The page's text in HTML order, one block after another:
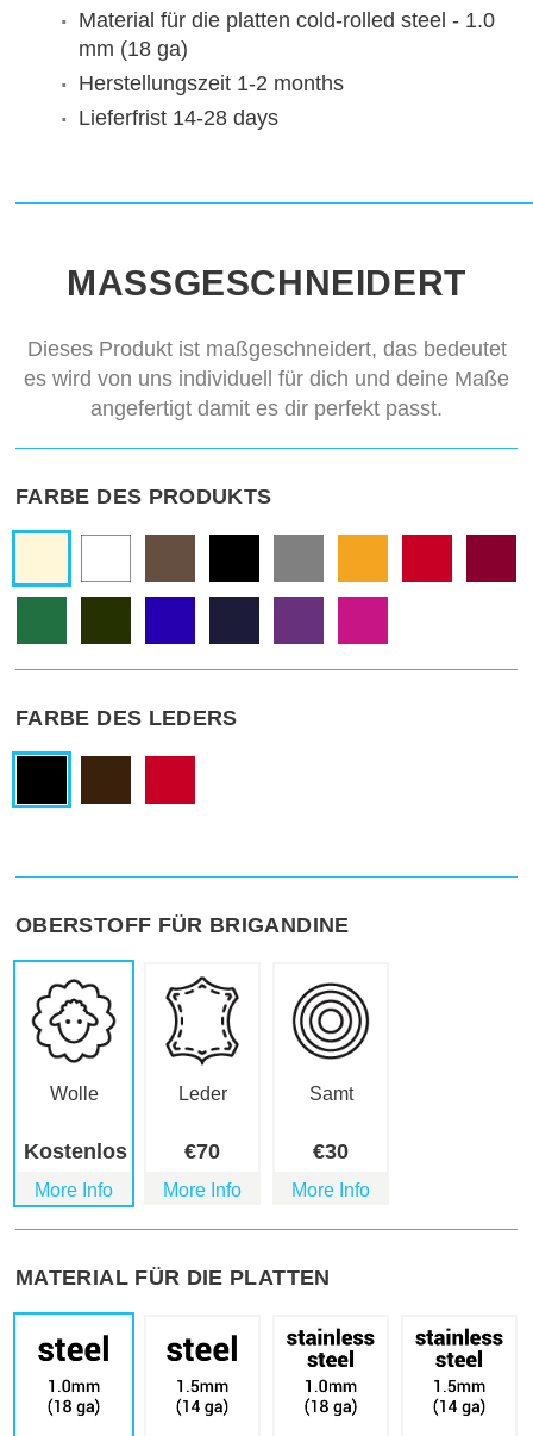
Material für die platten cold-rolled steel - 1.0
mm (18 ga)
Herstellungszeit 1-2 months
Lieferfrist 14-28 days
MASSGESCHNEIDERT
Dieses Produkt ist maßgeschneidert, das bedeutet
es wird von uns individuell für dich und deine Maße
angefertigt damit es dir perfekt passt.
FARBE DES PRODUKTS
FARBE DES LEDERS
OBERSTOFF FÜR BRIGANDINE
Wolle
Kostenlos
More Info
Leder
€70
More Info
Samt
€30
More Info
MATERIAL FÜR DIE PLATTEN